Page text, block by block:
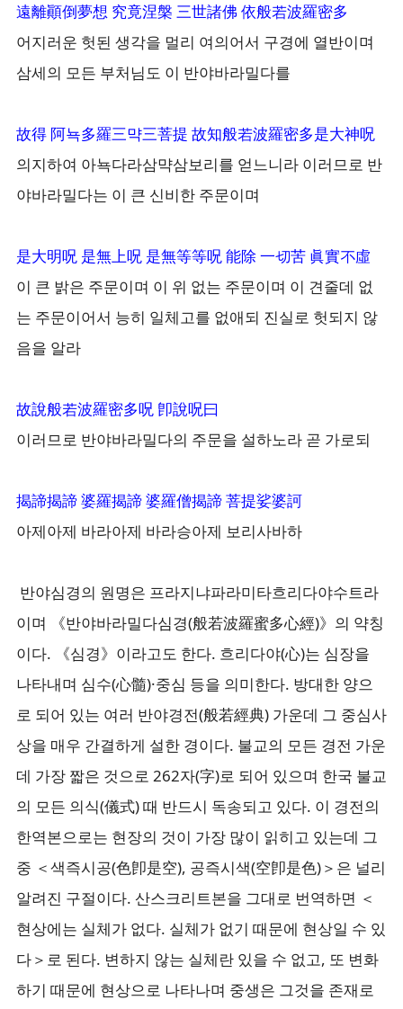
遠離顚倒夢想 究竟涅槃 三世諸佛 依般若波羅密多
어지러운 헛된 생각을 멀리 여의어서 구경에 열반이며
삼세의 모든 부처님도 이 반야바라밀다를
故得 阿뇩多羅三먁三菩提 故知般若波羅密多是大神呪
의지하여 아뇩다라삼먁삼보리를 얻느니라 이러므로 반
야바라밀다는 이 큰 신비한 주문이며
是大明呪 是無上呪 是無等等呪 能除 一切苦 眞實不虛
이 큰 밝은 주문이며 이 위 없는 주문이며 이 견줄데 없
는 주문이어서 능히 일체고를 없애되 진실로 헛되지 않
음을 알라
故說般若波羅密多呪 卽說呪曰
이러므로 반야바라밀다의 주문을 설하노라 곧 가로되
揭諦揭諦 婆羅揭諦 婆羅僧揭諦 菩提娑婆訶
아제아제 바라아제 바라승아제 보리사바하
반야심경의 원명은 프라지냐파라미타흐리다야수트라
이며 《반야바라밀다심경(般若波羅蜜多心經)》의 약칭
이다. 《심경》이라고도 한다. 흐리다야(心)는 심장을
나타내며 심수(心髓)·중심 등을 의미한다. 방대한 양으
로 되어 있는 여러 반야경전(般若經典) 가운데 그 중심사
상을 매우 간결하게 설한 경이다. 불교의 모든 경전 가운
데 가장 짧은 것으로 262자(字)로 되어 있으며 한국 불교
의 모든 의식(儀式) 때 반드시 독송되고 있다. 이 경전의
한역본으로는 현장의 것이 가장 많이 읽히고 있는데 그
중 ＜색즉시공(色卽是空), 공즉시색(空卽是色)＞은 널리
알려진 구절이다. 산스크리트본을 그대로 번역하면 ＜
현상에는 실체가 없다. 실체가 없기 때문에 현상일 수 있
다＞로 된다. 변하지 않는 실체란 있을 수 없고, 또 변화
하기 때문에 현상으로 나타나며 중생은 그것을 존재로